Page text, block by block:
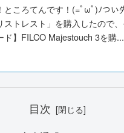
ところてんです！(=ﾟωﾟ)ﾉつ
ストレスト」を購入したので
】FILCO Majestouch 3を購...
目次